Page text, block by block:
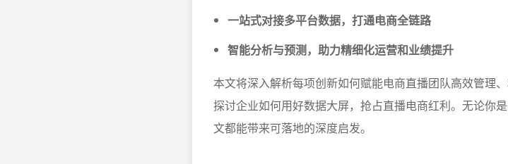
一站式对接多平台数据，打通电商全链路
智能分析与预测，助力精细化运营和业绩提升
本文将深入解析每项创新如何赋能电商直播团队高效管理
探讨企业如何用好数据大屏，抢占直播电商红利。无论你
文都能带来可落地的深度启发。